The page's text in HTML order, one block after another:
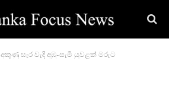
අකුණු සැර වැදී අඹු-සැමි යුවළක් මරුට